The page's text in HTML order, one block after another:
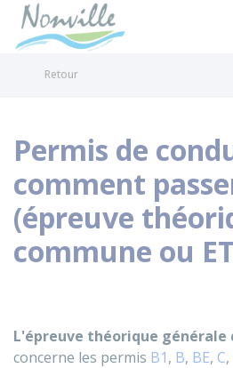
Retour
Permis de
comment
(épreuve
commune ou
L'épreuve théorique générale
concerne les permis B1, B, BE, C,